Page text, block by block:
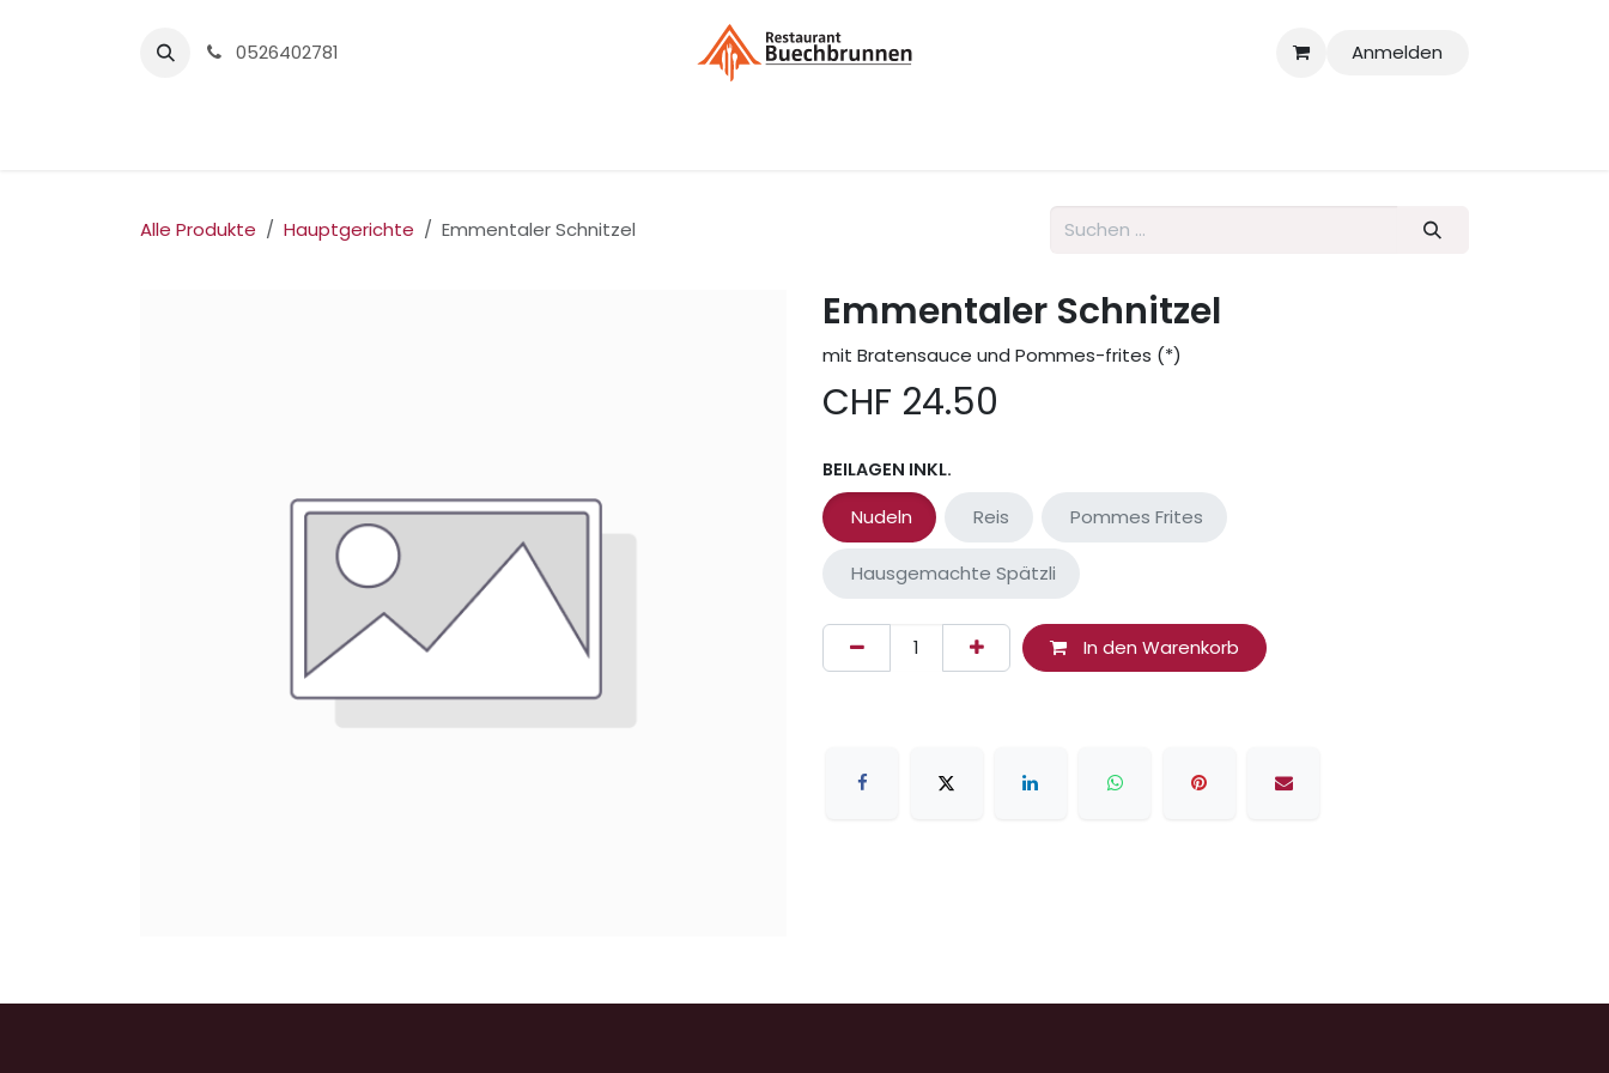
0526402781
Anmelden
Alle Produkte Hauptgerichte Emmentaler Schnitzel
Emmentaler Schnitzel
mit Bratensauce und Pommes-frites (*)
CHF 24.50
BEILAGEN INKL.
Nudeln Reis Pommes Frites
Hausgemachte Spätzli
In den Warenkorb